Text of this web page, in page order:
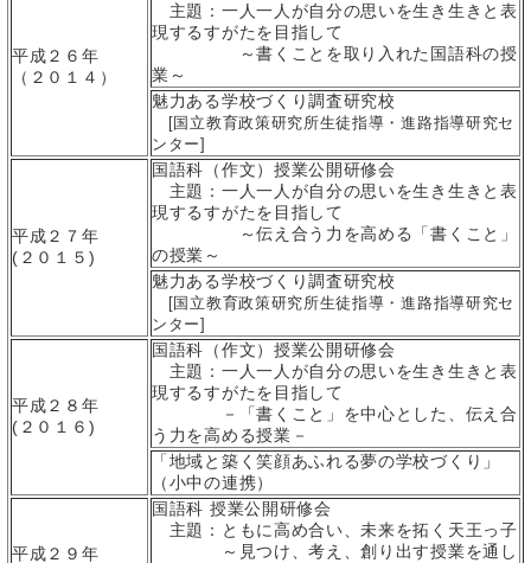
平成２６年
（２０１４）
主題：一人一人が自分の思いを生き生きと表
現するすがたを目指して
～書くことを取り入れた国語科の授
業～
魅力ある学校づくり調査研究校
[国立教育政策研究所生徒指導・進路指導研究セ
ンター]
平成２７年
(２０１５)
国語科（作文）授業公開研修会
主題：一人一人が自分の思いを生き生きと表
現するすがたを目指して
～伝え合う力を高める「書くこと」
の授業～
魅力ある学校づくり調査研究校
[国立教育政策研究所生徒指導・進路指導研究セ
ンター]
平成２８年
(２０１６)
国語科（作文）授業公開研修会
主題：一人一人が自分の思いを生き生きと表
現するすがたを目指して
－「書くこと」を中心とした、伝え合
う力を高める授業－
「地域と築く笑顔あふれる夢の学校づくり」
（小中の連携）
平成２９年
国語科 授業公開研修会
主題：ともに高め合い、未来を拓く天王っ子
～見つけ、考え、創り出す授業を通し